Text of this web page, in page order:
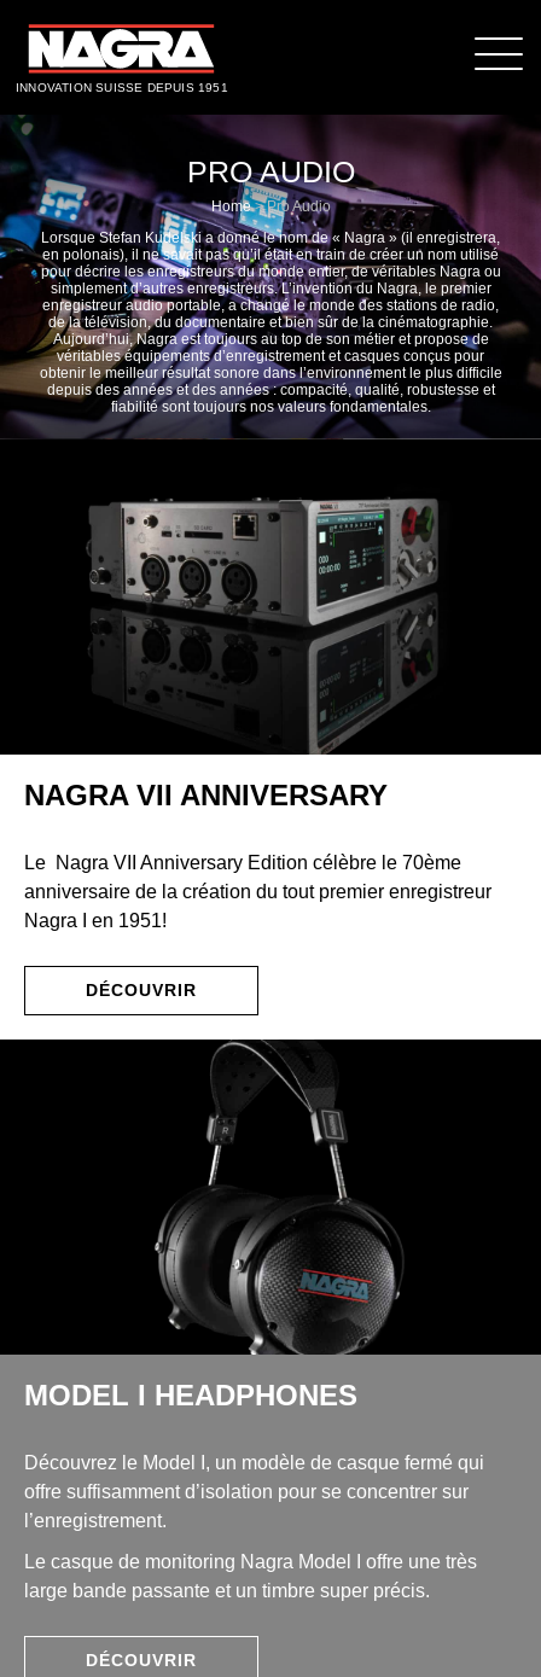
INNOVATION SUISSE DEPUIS 1951
PRO AUDIO
Home>Pro Audio
Lorsque Stefan Kudelski a donné le nom de « Nagra » (il enregistrera,
en polonais), il ne savait pas qu’il était en train de créer un nom utilisé
pour décrire les enregistreurs du monde entier, de véritables Nagra ou
simplement d’autres enregistreurs. L’invention du Nagra, le premier
enregistreur audio portable, a changé le monde des stations de radio,
de la télévision, du documentaire et bien sûr de la cinématographie.
Aujourd’hui, Nagra est toujours au top de son métier et propose de
véritables équipements d’enregistrement et casques conçus pour
obtenir le meilleur résultat sonore dans l’environnement le plus difficile
depuis des années et des années : compacité, qualité, robustesse et
fiabilité sont toujours nos valeurs fondamentales.
NAGRA VII ANNIVERSARY
Le Nagra VII Anniversary Edition célèbre le 70ème
anniversaire de la création du tout premier enregistreur
Nagra I en 1951!
DÉCOUVRIR
MODEL I HEADPHONES
Découvrez le Model I, un modèle de casque fermé qui
offre suffisamment d’isolation pour se concentrer sur
l’enregistrement.
Le casque de monitoring Nagra Model I offre une très
large bande passante et un timbre super précis.
DÉCOUVRIR